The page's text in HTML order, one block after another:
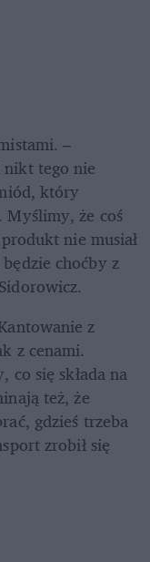
–
tego nie
który
że coś
nie musiał
choćby z
z
z cenami.
się składa na
też, że
gdzieś trzeba
zrobił się